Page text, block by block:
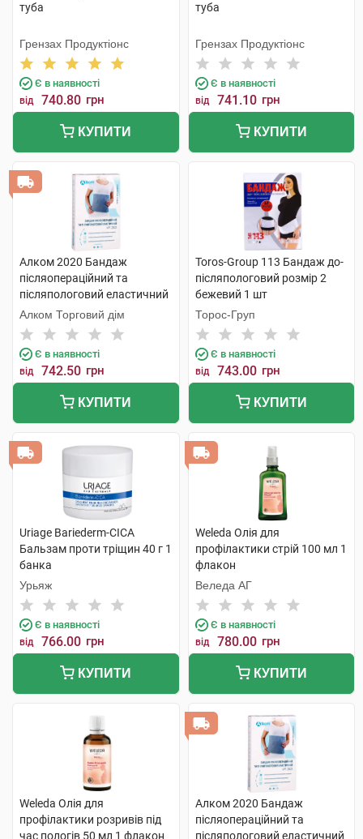
туба
Грензах Продуктіонс
Є в наявності
від 740.80 грн
КУПИТИ
туба
Грензах Продуктіонс
Є в наявності
від 741.10 грн
КУПИТИ
Алком 2020 Бандаж
післяопераційний та
післяпологовий еластичний
розмір 1 1 шт
Алком Торговий дім
Є в наявності
від 742.50 грн
КУПИТИ
Toros-Group 113 Бандаж до-
післяпологовий розмір 2
бежевий 1 шт
Торос-Груп
Є в наявності
від 743.00 грн
КУПИТИ
Uriage Bariederm-CICA
Бальзам проти тріщин 40 г 1
банка
Урьяж
Є в наявності
від 766.00 грн
КУПИТИ
Weleda Олія для
профілактики стрій 100 мл 1
флакон
Веледа АГ
Є в наявності
від 780.00 грн
КУПИТИ
Weleda Олія для
профілактики розривів під
час пологів 50 мл 1 флакон
Алком 2020 Бандаж
післяопераційний та
післяпологовий еластичний